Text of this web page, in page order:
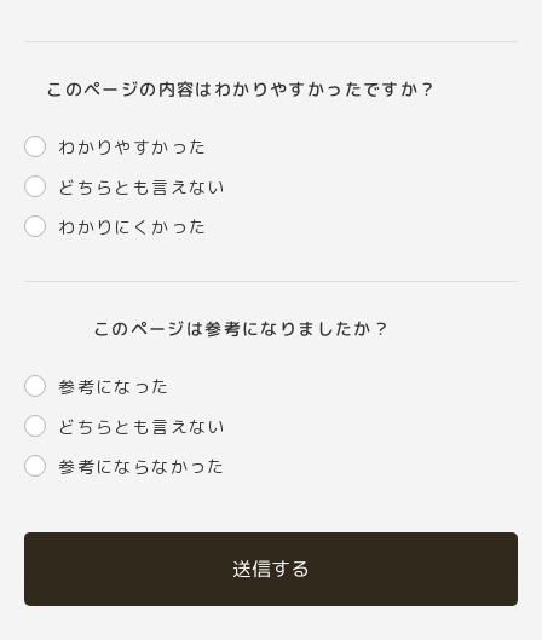
このページの内容はわかりやすかったですか？
わかりやすかった
どちらとも言えない
わかりにくかった
このページは参考になりましたか？
参考になった
どちらとも言えない
参考にならなかった
送信する